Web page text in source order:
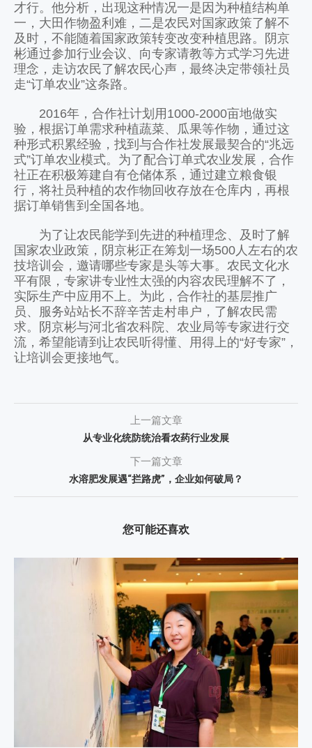
才行。他分析，出现这种情况一是因为种植结构单
一，大田作物盈利难，二是农民对国家政策了解不
及时，不能随着国家政策转变改变种植思路。阴京
彬通过参加行业会议、向专家请教等方式学习先进
理念，走访农民了解农民心声，最终决定带领社员
走“订单农业”这条路。
2016年，合作社计划用1000-2000亩地做实
验，根据订单需求种植蔬菜、瓜果等作物，通过这
种形式积累经验，找到与合作社发展最契合的“兆远
式”订单农业模式。为了配合订单式农业发展，合作
社正在积极筹建自有仓储体系，通过建立粮食银
行，将社员种植的农作物回收存放在仓库内，再根
据订单销售到全国各地。
为了让农民能学到先进的种植理念、及时了解
国家农业政策，阴京彬正在筹划一场500人左右的农
技培训会，邀请哪些专家是头等大事。农民文化水
平有限，专家讲专业性太强的内容农民理解不了，
实际生产中应用不上。为此，合作社的基层推广
员、服务站站长不辞辛苦走村串户，了解农民需
求。阴京彬与河北省农科院、农业局等专家进行交
流，希望能请到让农民听得懂、用得上的“好专家”，
让培训会更接地气。
上一篇文章
从专业化统防统治看农药行业发展
下一篇文章
水溶肥发展遇“拦路虎”，企业如何破局？
您可能还喜欢